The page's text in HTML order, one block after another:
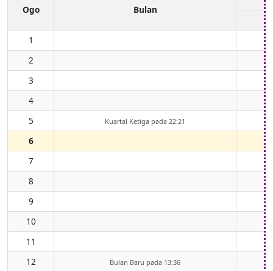
Ogo Bulan
1
2
3
4
5
Kuartal Ketiga pada 22:21
6
7
8
9
10
11
12
Bulan Baru pada 13:36